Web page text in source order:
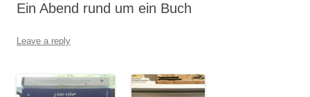
Ein Abend rund um ein Buch
Leave a reply